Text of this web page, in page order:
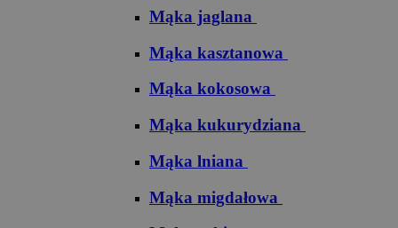
Mąka jaglana
Mąka kasztanowa
Mąka kokosowa
Mąka kukurydziana
Mąka lniana
Mąka migdałowa